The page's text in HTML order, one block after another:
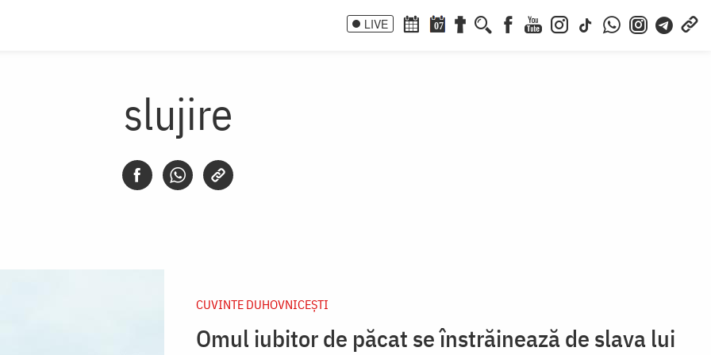
LIVE 07
slujire
CUVINTE DUHOVNICEȘTI
Omul iubitor de păcat se înstrăinează de slava lui